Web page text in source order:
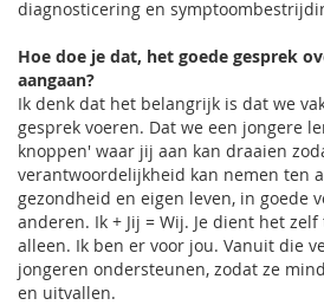
diagnosticering en
Hoe doe je dat, het goede gesprek
aangaan?
Ik denk dat het belangrijk is dat we
gesprek voeren. Dat we een jongere
knoppen' waar jij aan kan draaien
verantwoordelijkheid kan nemen ten
gezondheid en eigen leven, in goede
anderen. Ik + Jij = Wij. Je dient het
alleen. Ik ben er voor jou. Vanuit die
jongeren ondersteunen, zodat ze
en uitvallen.